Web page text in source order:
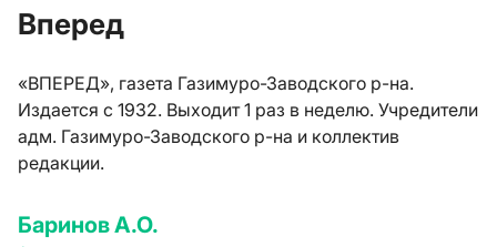
Вперед
«ВПЕРЕД», газета Газимуро-Заводского р-на.
Издается с 1932. Выходит 1 раз в неделю. Учредители
адм. Газимуро-Заводского р-на и коллектив
редакции.
Баринов А.О.